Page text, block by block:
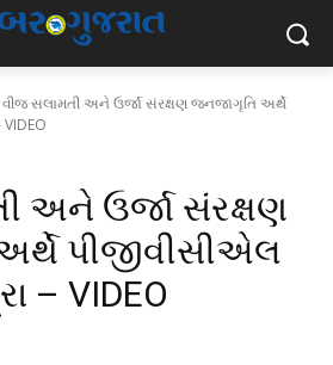
વીજ સલામતી અને ઉર્જા સંરક્ષણ જનજાગૃતિ અર્થે
VIDEO
અને ઉર્જા સંરક્ષણ
પીજીવીસીએલ
– VIDEO